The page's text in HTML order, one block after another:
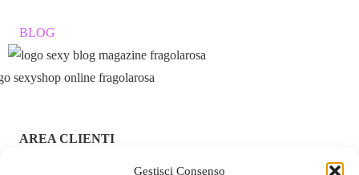
Gestisci Consenso
BLOG
AREA CLIENTI
ACCEDI / REGISTRATI